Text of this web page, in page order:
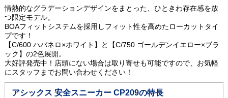
情熱的なグラデーションデザインをまとった、ひときわ存在感を放
つ限定モデル。
BOAフィットシステムを採用しフィット性を高めたローカットタイ
プです！
【C/600 ハバネロ×ホワイト】と【C/750 ゴールデンイエロー×ブラ
ック】の2色展開。
大好評発売中！店頭にない場合は取り寄せも可能ですので、お気軽
にスタッフまでお問い合わせください！
アシックス 安全スニーカー CP209の特長